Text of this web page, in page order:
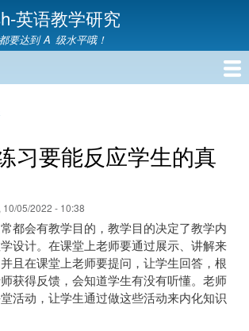
跳
转
到
英语教学研究
要达到 A 级水平哦！
习要能反应学生的真
10/05/2022 - 10:38
都会有教学目的，教学目的决定了教学内
设计。在课堂上老师要通过展示、讲解来
且在课堂上老师要提问，让学生回答，根
获得反馈，会知道学生有没有听懂。老师
活动，让学生通过做这些活动来内化知识